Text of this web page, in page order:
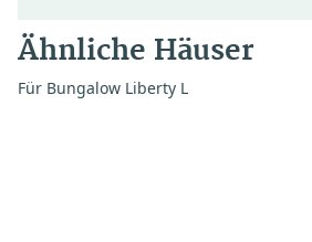
Ähnliche Häuser
Für Bungalow Liberty L